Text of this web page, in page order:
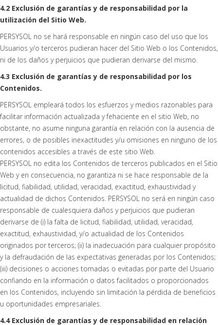
4.2 Exclusión de garantías y de responsabilidad por la
utilización del Sitio Web.
PERSYSOL no se hará responsable en ningún caso del uso que los
Usuarios y/o terceros pudieran hacer del Sitio Web o los Contenidos,
ni de los daños y perjuicios que pudieran derivarse del mismo.
4.3 Exclusión de garantías y de responsabilidad por los
Contenidos.
PERSYSOL empleará todos los esfuerzos y medios razonables para
facilitar información actualizada y fehaciente en el sitio Web, no
obstante, no asume ninguna garantía en relación con la ausencia de
errores, o de posibles inexactitudes y/u omisiones en ninguno de los
contenidos accesibles a través de este sitio Web.
PERSYSOL no edita los Contenidos de terceros publicados en el Sitio
Web y en consecuencia, no garantiza ni se hace responsable de la
licitud, fiabilidad, utilidad, veracidad, exactitud, exhaustividad y
actualidad de dichos Contenidos. PERSYSOL no será en ningún caso
responsable de cualesquiera daños y perjuicios que pudieran
derivarse de (i) la falta de licitud, fiabilidad, utilidad, veracidad,
exactitud, exhaustividad, y/o actualidad de los Contenidos
originados por terceros; (ii) la inadecuación para cualquier propósito
y la defraudación de las expectativas generadas por los Contenidos;
(iii) decisiones o acciones tomadas o evitadas por parte del Usuario
confiando en la información o datos facilitados o proporcionados
en los Contenidos, incluyendo sin limitación la pérdida de beneficios
u oportunidades empresariales.
4.4 Exclusión de garantías y de responsabilidad en relación